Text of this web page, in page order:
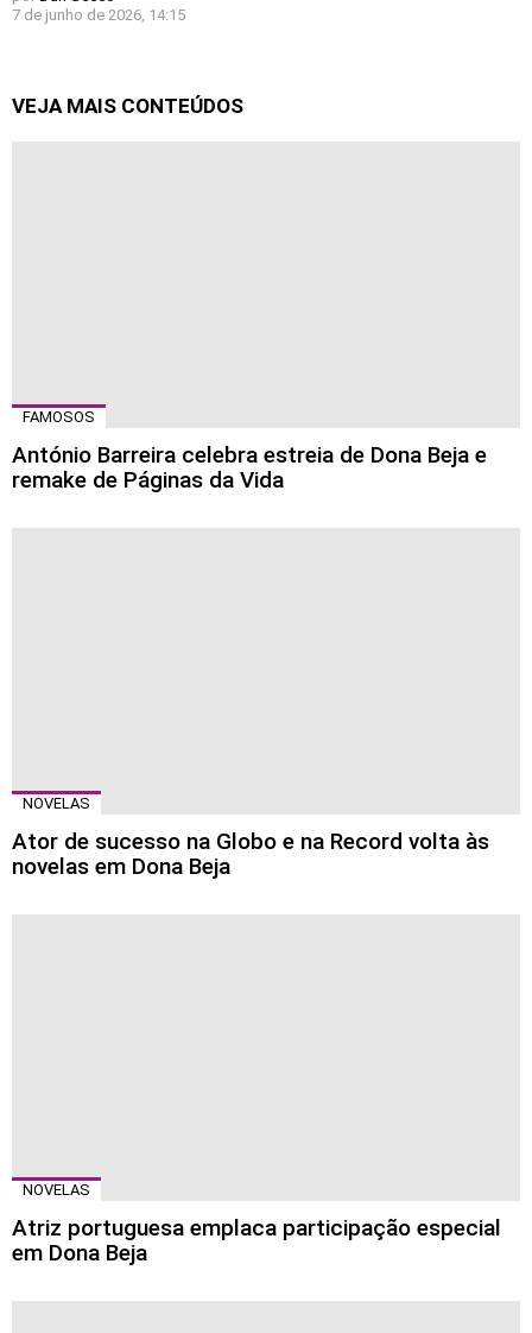
7 de junho de 2026, 14:15
VEJA MAIS CONTEÚDOS
FAMOSOS
António Barreira celebra estreia de Dona Beja e
remake de Páginas da Vida
NOVELAS
Ator de sucesso na Globo e na Record volta às
novelas em Dona Beja
NOVELAS
Atriz portuguesa emplaca participação especial
em Dona Beja